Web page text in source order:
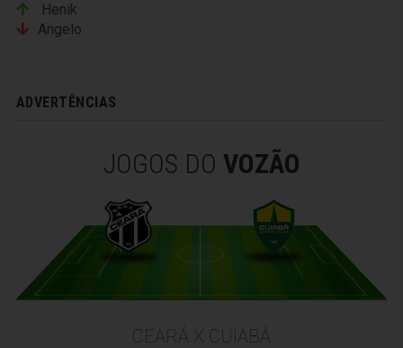
Henik
Angelo
ADVERTÊNCIAS
JOGOS DO VOZÃO
CEARÁ X CUIABÁ